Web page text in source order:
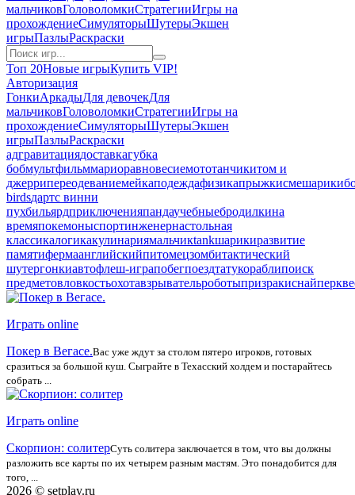
мальчиковГоловоломкиСтратегииИгры на
прохождениеСимуляторыШутерыЭкшен
игрыПазлыРаскраски
Топ 20Новые игрыКупить VIP!
Авторизация
ГонкиАркадыДля девочекДля
мальчиковГоловоломкиСтратегииИгры на
прохождениеСимуляторыШутерыЭкшен
игрыПазлыРаскраски
адгравитациядоставкагубка
бобмультфильммариоравновесиемототанчикитом и
джеррипереодеваниемейкаподеждафизикапрыжкисмешарики
birdsдартс винни
пухбильярдприключенияпандаучебныебродилкина
времяпокемоныспортинженернастольная
классикалогикакулинариямальчикtankшарикиразвитие
памятифермаанглийскийпитомецзомбитактический
шутергонкиавтофлеш-играпобегпоездтатукораблипоиск
предметовловкостьохотавзрывательроботыпризракиснайпер
Играть online
Покер в Вегасе.Вас уже ждут за столом пятеро игроков, готовых
сразиться за большой куш. Сыграйте в Техасский холдем и постарайтесь
собрать ...
Играть online
Скорпион: солитерСуть солитера заключается в том, что вы должны
разложить все карты по их четырем разным мастям. Это понадобится для
того, ...
2026 © setplay.ru